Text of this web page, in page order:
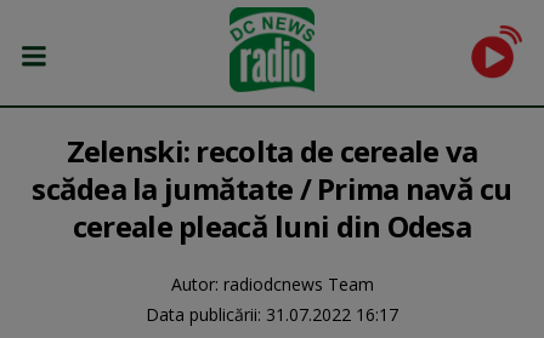
Zelenski: recolta de cereale va
scădea la jumătate / Prima navă cu
cereale pleacă luni din Odesa
Autor: radiodcnews Team
Data publicării: 31.07.2022 16:17